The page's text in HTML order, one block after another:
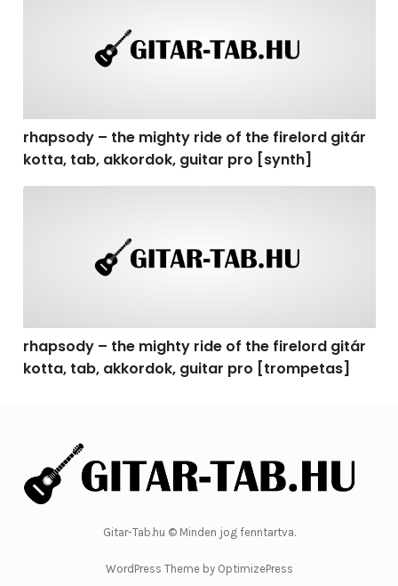
rhapsody – the mighty ride of the firelord gitár
kotta, tab, akkordok, guitar pro [synth]
rhapsody – the mighty ride of the firelord gitár
kotta, tab, akkordok, guitar pro [trompetas]
Gitar-Tab.hu © Minden jog fenntartva.
WordPress Theme by OptimizePress